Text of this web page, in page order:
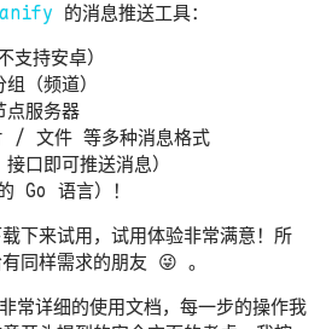
的消息推送工具：
持安卓）
（频道）
服务器
文件 等多种消息格式
口即可推送消息）
Go 语言）！
下来试用，试用体验非常满意！所
同样需求的朋友 😜 。
常详细的使用文档，每一步的操作我